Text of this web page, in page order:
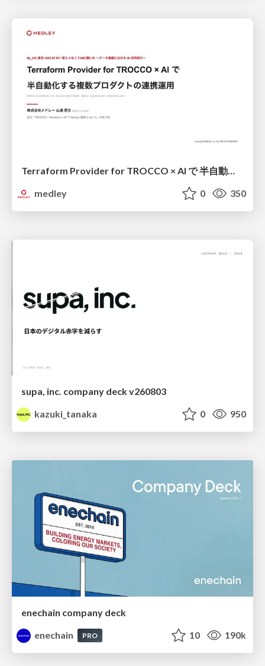
Terraform Provider for TROCCO × AI で 半自動化する複数プロダクトの連携運用 / Semi-Automating Multi-Product Data Integration Ops with the Terraform Provider for TROCCO × AI
medley
0 350
supa, inc. company deck v260803
kazuki_tanaka
0 950
enechain company deck
enechain
PRO 10 190k